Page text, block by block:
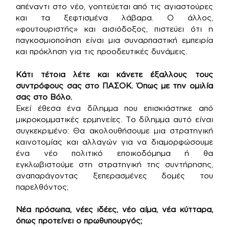
απέναντι στο νέο, γοητεύεται από τις αγιαστούρες
και τα ξεφτισμένα λάβαρα. Ο άλλος,
«φουτουριστής» και αισιόδοξος, πιστεύει ότι η
παγκοσμιοποίηση είναι μια συναρπαστική εμπειρία
και πρόκληση για τις προοδευτικές δυνάμεις.
Κάτι τέτοια λέτε και κάνετε έξαλλους τους
συντρόφους σας στο ΠΑΣΟΚ. Όπως με την ομιλία
σας στο Βόλο.
Εκεί έθεσα ένα δίλημμα που επισκιάστηκε από
μικροκομματικές ερμηνείες. Το δίλημμα αυτό είναι
συγκεκριμένο: Θα ακολουθήσουμε μια στρατηγική
καινοτομίας και αλλαγών για να διαμορφώσουμε
ένα νέο πολιτικό εποικοδόμημα ή θα
εγκλωβιστούμε στη στρατηγική της συντήρησης,
αναπαράγοντας ξεπερασμένες δομές του
παρελθόντος;
Νέα πρόσωπα, νέες ιδέες, νέο αίμα, νέα κύτταρα,
όπως προτείνει ο πρωθυπουργός;